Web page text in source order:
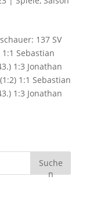
137 SV
Sebastian
1:3 Jonathan
1:1 Sebastian
1:3 Jonathan
Suche
n